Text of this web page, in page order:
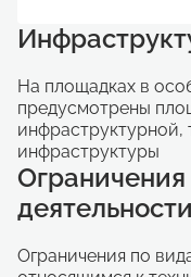
На площадках в
предусмотрены
инфраструктурной,
инфраструктуры
деятельности
Ограничения по